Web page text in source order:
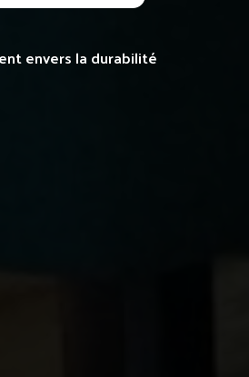
envers la durabilité